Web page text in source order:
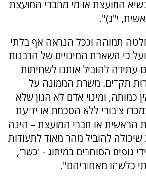
המועצת או מי מחברי המועצת
י"ג)".
תמוהה וככל הנראה אף בלתי
כי השארת המינויים של הרבנות
עתידה להוביל אותנו לשחיתות
תקדים. משרת הממונה על
כמותה, ומינוי אדם לא הגון שלא
ציבורי ללא הסכמת או ידיעת
הראשית או חברי המועצת – הינה
להוביל מהר מאוד לתעודות
גופים הסוחרים במיתוג - 'כשר',
כלשהו מאחוריהם".